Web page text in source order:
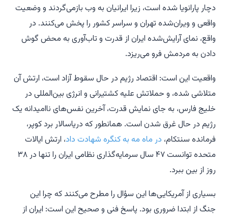
دچار پارانویا شده است، زیرا ایرانیان به وب بازمی‌گردند و وضعیت
واقعی و ویران‌شده تهران و سراسر کشور را پخش می‌کنند. در
واقع، نمای آرایش‌شده ایران از قدرت و تاب‌آوری به محض گوش
دادن به مردمش فرو می‌ریزد.
واقعیت این است: اقتصاد رژیم در حال سقوط آزاد است، ارتش آن
متلاشی شده، و حملاتش علیه کشتیرانی و انرژی بین‌المللی در
خلیج فارس، به جای نمایش قدرت، آخرین نفس‌های ناامیدانه یک
رژیم در حال غرق شدن است. همانطور که دریاسالار برد کوپر،
فرمانده سنتکام، در ماه مه به کنگره شهادت داد، ارتش ایالات
متحده توانست ۴۷ سال سرمایه‌گذاری نظامی ایران را تنها در ۳۸
روز از بین ببرد.
بسیاری از آمریکایی‌ها این سؤال را مطرح می‌کنند که چرا این
جنگ از ابتدا ضروری بود. پاسخ فنی و صحیح این است: ایران از